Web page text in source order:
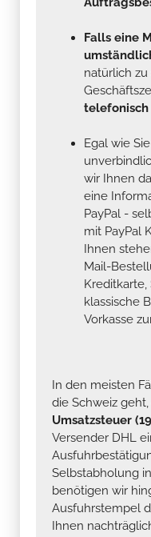
Falls eine
natürlich
telefonisch
Egal wie
wir Ihnen
eine
PayPal -
mit PayPal
Ihnen
Mail-
Kreditkarte,
klassische
Vorkasse
In den meisten
die Schweiz geht,
Umsatzsteuer
Versender DHL
Selbstabholung
benötigen wir
Ausfuhrstempel
Ihnen